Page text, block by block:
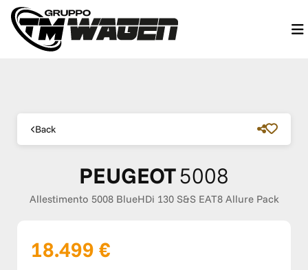
Back
PEUGEOT5008
Allestimento 5008 BlueHDi 130 S&S EAT8 Allure Pack
18.499 €